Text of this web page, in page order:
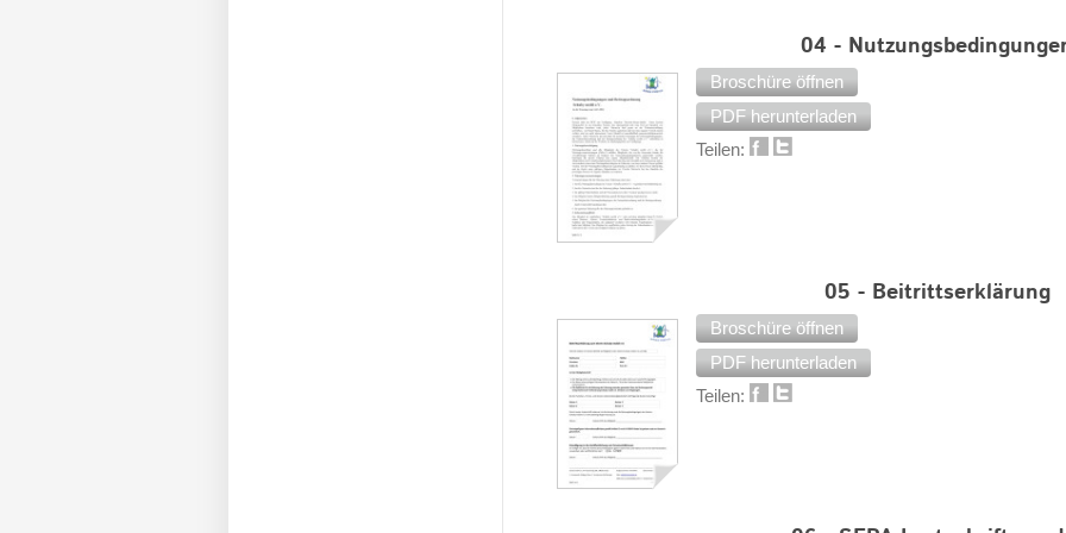
04 -
Broschüre öffnen
PDF herunterladen
Teilen:
05 - Beitrittserklärung
Broschüre öffnen
PDF herunterladen
Teilen: